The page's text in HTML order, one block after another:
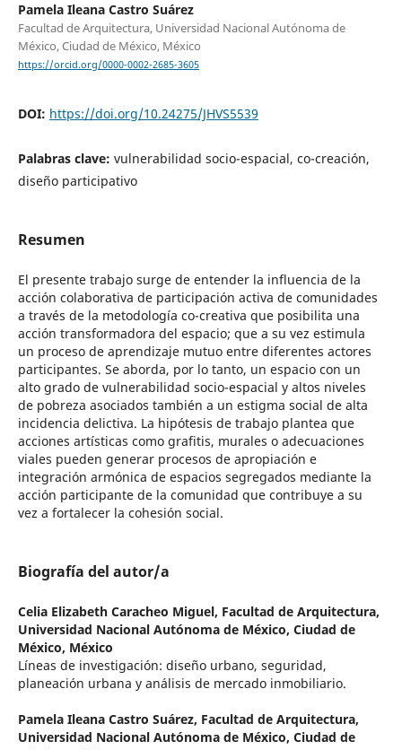
Pamela Ileana Castro Suárez
Facultad de Arquitectura, Universidad Nacional Autónoma de
México, Ciudad de México, México
https://orcid.org/0000-0002-2685-3605
DOI: https://doi.org/10.24275/JHVS5539
Palabras clave: vulnerabilidad socio-espacial, co-creación,
diseño participativo
Resumen
El presente trabajo surge de entender la influencia de la
acción colaborativa de participación activa de comunidades
a través de la metodología co-creativa que posibilita una
acción transformadora del espacio; que a su vez estimula
un proceso de aprendizaje mutuo entre diferentes actores
participantes. Se aborda, por lo tanto, un espacio con un
alto grado de vulnerabilidad socio-espacial y altos niveles
de pobreza asociados también a un estigma social de alta
incidencia delictiva. La hipótesis de trabajo plantea que
acciones artísticas como grafitis, murales o adecuaciones
viales pueden generar procesos de apropiación e
integración armónica de espacios segregados mediante la
acción participante de la comunidad que contribuye a su
vez a fortalecer la cohesión social.
Biografía del autor/a
Celia Elizabeth Caracheo Miguel, Facultad de Arquitectura,
Universidad Nacional Autónoma de México, Ciudad de
México, México
Líneas de investigación: diseño urbano, seguridad,
planeación urbana y análisis de mercado inmobiliario.
Pamela Ileana Castro Suárez, Facultad de Arquitectura,
Universidad Nacional Autónoma de México, Ciudad de